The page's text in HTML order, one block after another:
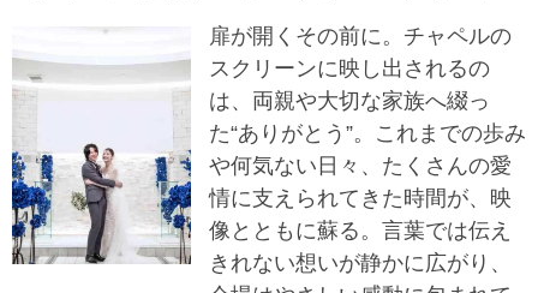
扉が開くその前に。チャペルの
スクリーンに映し出されるの
は、両親や大切な家族へ綴っ
た“ありがとう”。これまでの歩み
や何気ない日々、たくさんの愛
情に支えられてきた時間が、映
像とともに蘇る。言葉では伝え
きれない想いが静かに広がり、